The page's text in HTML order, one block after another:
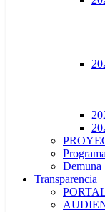
Demuna
Transparencia